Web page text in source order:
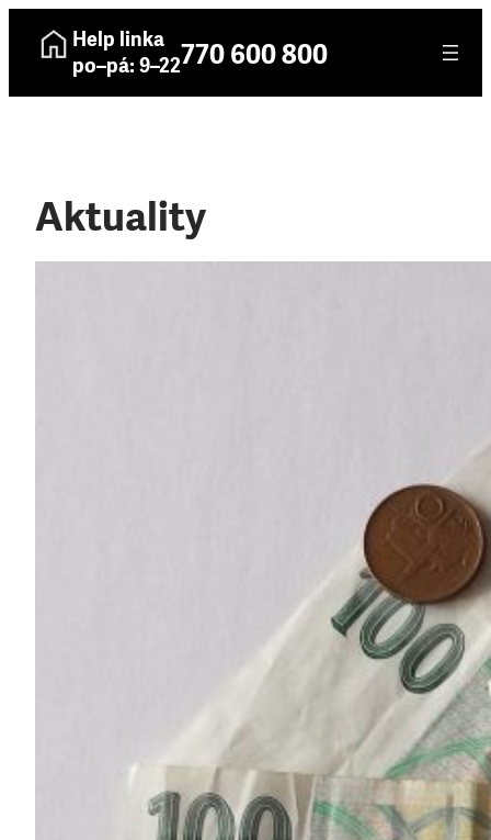
Help linka
po–pá: 9–22770 600 800
Aktuality